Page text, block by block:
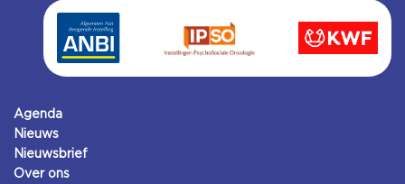
Agenda
Nieuws
Nieuwsbrief
Over ons